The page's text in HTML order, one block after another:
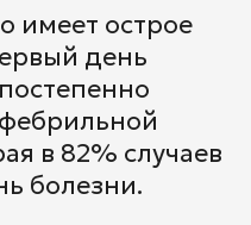
имеет острое
день
в 82% случаев
болезни.